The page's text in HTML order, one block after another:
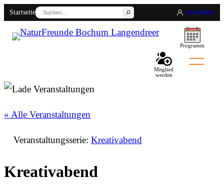
Startseite
Suchen
Anmelden
Programm
Mitglied
werden
« Alle Veranstaltungen
Veranstaltungsserie: Kreativabend
Kreativabend